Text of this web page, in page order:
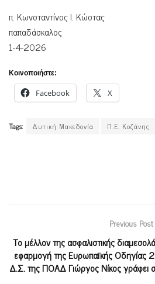
π. Κωνσταντίνος Ι. Κώστας
παπαδάσκαλος
1-4-2026
Κοινοποιήστε:
Facebook X
Tags: Δυτική Μακεδονία Π.Ε. Κοζάνης
Previous Post
Το μέλλον της ασφαλιστικής
εφαρμογή της Ευρωπαϊκής
Δ.Σ. της ΠΟΑΔ Γιώργος Νίκος γράφει